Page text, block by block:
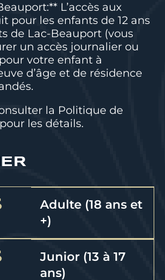
L’accès aux
pour les enfants de 12 ans
de Lac-Beauport (vous
un accès journalier ou
votre enfant à
d’âge et de résidence
la Politique de
pour les détails.
Adulte (18 ans et
+)
Junior (13 à 17
ans)